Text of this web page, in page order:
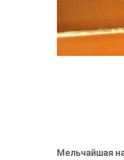
Мельчайшая